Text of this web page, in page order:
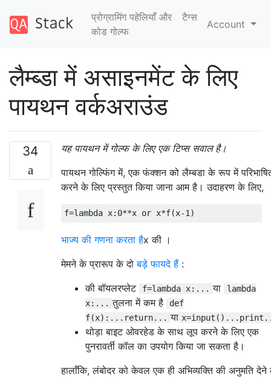
प्रोग्रामिंग पहेलियाँ और
कोड गोल्फ
टैग्‍स
Account
लैम्ब्डा में असाइनमेंट के लिए
पायथन वर्कअराउंड
34
यह पायथन में गोल्फ के लिए एक टिप्स सवाल है।
पायथन गोल्फिंग में, एक फंक्शन को लैम्बडा के रूप में
करने के लिए प्रस्तुत किया जाना आम है। उदाहरण के लिए,
f=lambda x: 0**x or x*f(x-1 )
भाज्य की गणना करता हैx की ।
मेमने के प्रारूप के दोबड़े फायदे हैं:
की बॉयलरप्लेट
f=lambda x:... या
lambda
x:... तुलना में कम है
def
f(x):...return... या
थोड़ा बाइट ओवरहेड के साथ लूप करने के लिए एक
पुनरावर्ती कॉल का उपयोग किया जा सकता है।
हालाँकि, लंबोदर को केवल एक ही अभिव्यक्ति की अनुमति देने